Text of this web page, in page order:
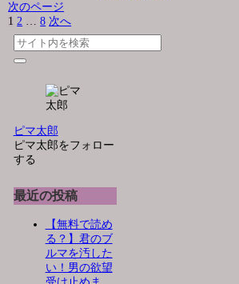
次のページ
1 2 … 8 次へ
ピマ太郎
ピマ太郎をフォロー
する
最近の投稿
【無料で読め
る？】君のブ
ルマを汚した
い！男の欲望